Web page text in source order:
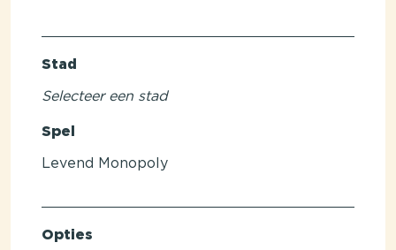
Stad
Selecteer een stad
Spel
Levend Monopoly
Opties